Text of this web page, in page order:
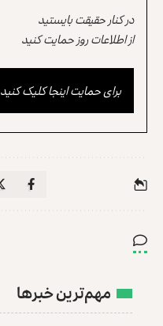
در کنار حقیقت بایستید
از اطلاعات روز حمایت کنید
برای حمایت اینجا کلیک کنید
مهم‌ترین خبرها